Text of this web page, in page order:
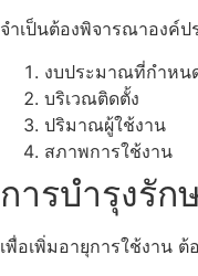
จำเป็นต้องพิจารณาองค์ป
งบประมาณที่กำหน
บริเวณติดตั้ง
ปริมาณผู้ใช้งาน
สภาพการใช้งาน
การบำรุงรั
เพื่อเพิ่มอายุการใช้งาน ต้